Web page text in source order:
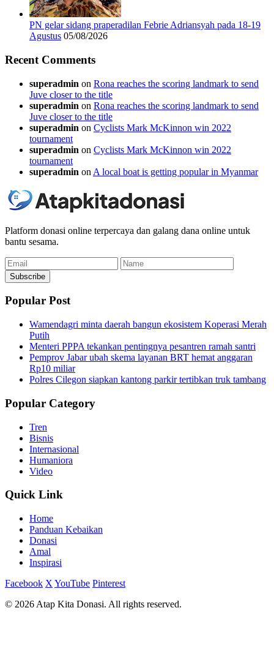
PN gelar sidang praperadilan Febrie Adriansyah pada 18-19
Agustus 05/08/2026
Recent Comments
superadmin on Rona reaches the scoring landmark to send
Juve closer to the title
superadmin on Rona reaches the scoring landmark to send
Juve closer to the title
superadmin on Cyclists Mark McKinnon win 2022
tournament
superadmin on Cyclists Mark McKinnon win 2022
tournament
superadmin on A local boat is getting popular in Myanmar
Platform donasi online terpercaya dan galang dana online untuk
bantu sesama.
Email
Name
Subscribe
Popular Post
Wamendagri minta daerah bangun ekosistem Koperasi Merah
Putih
Menteri PPPA tekankan pentingnya pesantren ramah santri
Pemprov Jabar ubah skema layanan BRT hemat anggaran
Rp10 miliar
Polres Cilegon siapkan kantong parkir tertibkan truk tambang
Popular Category
Tren
Bisnis
Internasional
Humaniora
Video
Quick Link
Home
Panduan Kebaikan
Donasi
Amal
Inspirasi
Facebook X YouTube Pinterest
© 2026 Atap Kita Donasi. All rights reserved.